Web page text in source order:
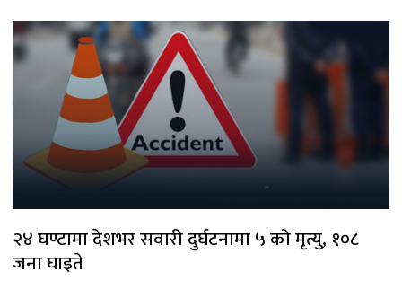
२४ घण्टामा देशभर सवारी दुर्घटनामा ५ को मृत्यु, १०८
जना घाइते